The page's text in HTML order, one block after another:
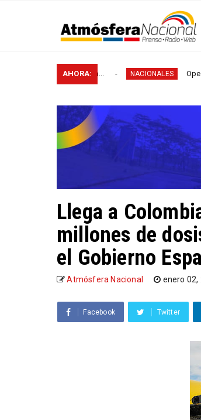
AHORA:
NACIONALES Operación contra el
Llega a
millones de
el Gobierno
Atmósfera Nacional enero 02,
Facebook Twitter